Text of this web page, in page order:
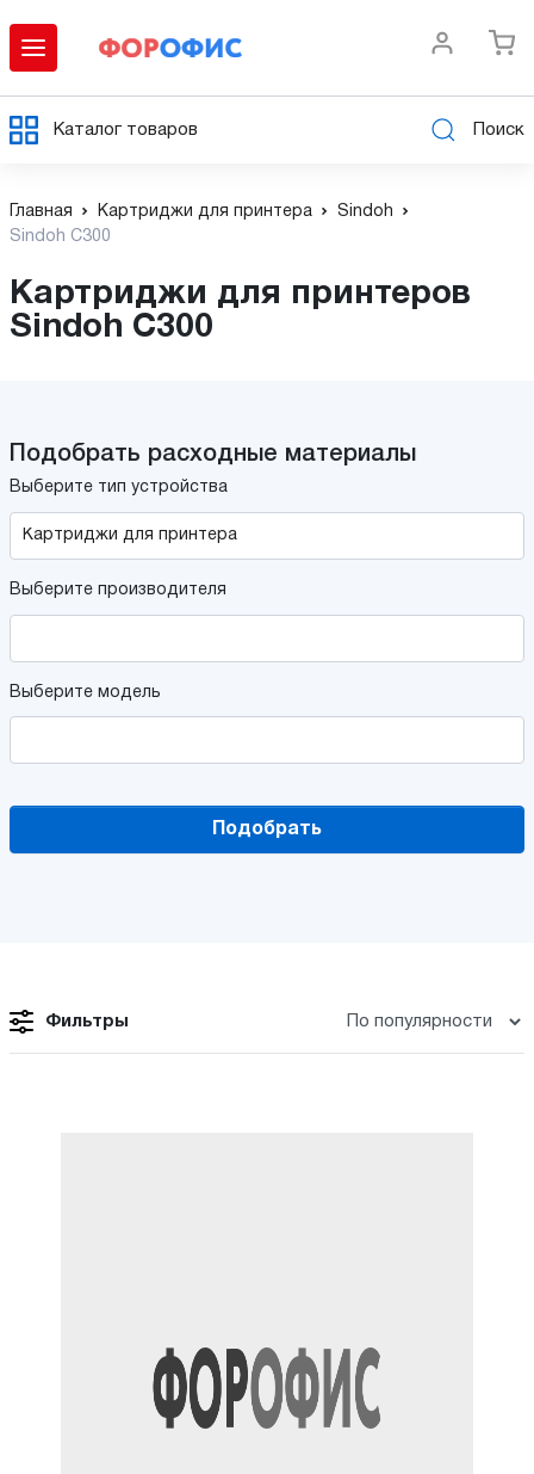
Каталог товаров Поиск
Главная Картриджи для принтера
Sindoh
Sindoh C300
Картриджи для принтеров
Sindoh C300
Подобрать расходные материалы
Выберите тип устройства
Выберите производителя
Выберите модель
Подобрать
Фильтры